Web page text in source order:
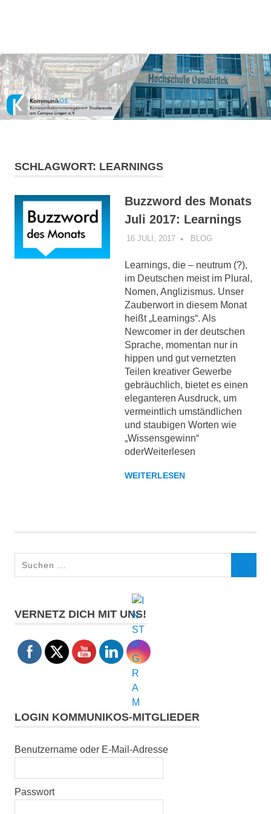
Zum
Inhalt
springen
am
Campus
Lingen
e.V.
SCHLAGWORT: LEARNINGS
Buzzword des Monats
Juli 2017: Learnings
16 JULI, 2017 KOMMUNIKOS
BLOG
Learnings, die – neutrum (?),
im Deutschen meist im Plural,
Nomen, Anglizismus. Unser
Zauberwort in diesem Monat
heißt „Learnings“. Als
Newcomer in der deutschen
Sprache, momentan nur in
hippen und gut vernetzten
Teilen kreativer Gewerbe
gebräuchlich, bietet es einen
eleganteren Ausdruck, um
vermeintlich umständlichen
und staubigen Worten wie
„Wissensgewinn“
oderWeiterlesen
WEITERLESEN
VERNETZ DICH MIT UNS!
LOGIN KOMMUNIKOS-MITGLIEDER
Benutzername oder E-Mail-Adresse
Passwort